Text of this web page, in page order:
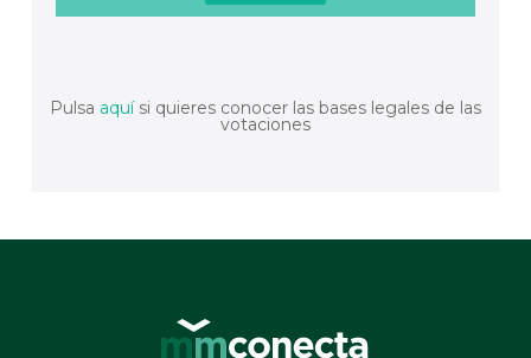
Pulsa aquísi quieres conocer las bases legales de las
votaciones